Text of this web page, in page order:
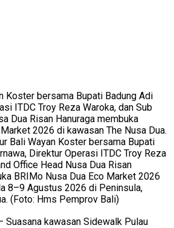
Bali Wayan Koster bersama Bupati
Direktur Operasi ITDC Troy Reza
Office Head Nusa Dua Risan
BRIMo Nusa Dua Eco Market 2026
8–9 Agustus 2026 di Peninsula,
(Foto: Hms Pemprov Bali)
Suasana kawasan Sidewalk Pulau